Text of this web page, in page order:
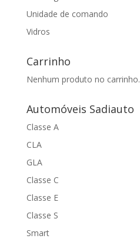
Unidade de comando
Vidros
Carrinho
Nenhum produto no carrinho.
Automóveis Sadiauto
Classe A
CLA
GLA
Classe C
Classe E
Classe S
Smart